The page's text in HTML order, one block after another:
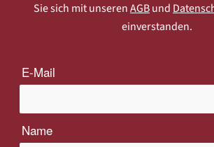
Sie sich mit unserenAGBund
einverstanden.